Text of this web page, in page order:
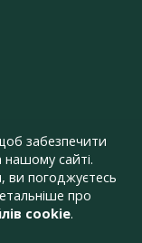
забезпечити
сайті.
ви погоджуєтесь
про
cookie.